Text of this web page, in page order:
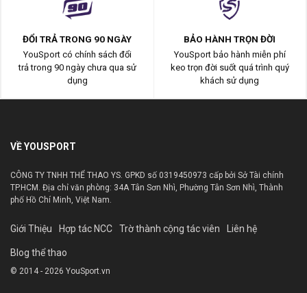
ĐỔI TRẢ TRONG 90 NGÀY
YouSport có chính sách đổi
trả trong 90 ngày chưa qua sử
dụng
BẢO HÀNH TRỌN ĐỜI
YouSport bảo hành miễn phí
keo trọn đời suốt quá trình quý
khách sử dụng
VỀ YOUSPORT
CÔNG TY TNHH THỂ THAO YS. GPKD số 0319450973 cấp bởi Sở Tài chính
TP.HCM. Địa chỉ văn phòng: 34A Tân Sơn Nhì, Phường Tân Sơn Nhì, Thành
phố Hồ Chí Minh, Việt Nam.
Giới Thiệu Hợp tác NCC Trờ thành cộng tác viên Liên hệ
Blog thể thao
© 2014 - 2026 YouSport.vn